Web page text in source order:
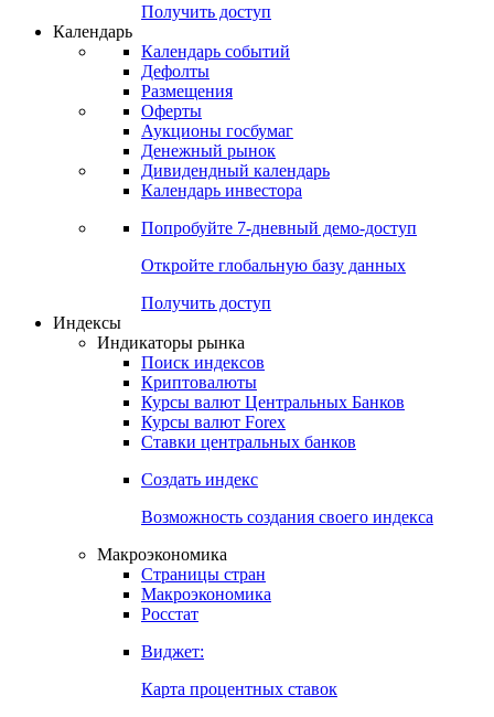
Получить доступ
Календарь
Календарь событий
Дефолты
Размещения
Оферты
Аукционы госбумаг
Денежный рынок
Дивидендный календарь
Календарь инвестора
Попробуйте 7-дневный демо-доступ
Откройте глобальную базу данных
Получить доступ
Индексы
Индикаторы рынка
Поиск индексов
Криптовалюты
Курсы валют Центральных Банков
Курсы валют Forex
Ставки центральных банков
Создать индекс
Возможность создания своего индекса
Макроэкономика
Страницы стран
Макроэкономика
Росстат
Виджет:
Карта процентных ставок